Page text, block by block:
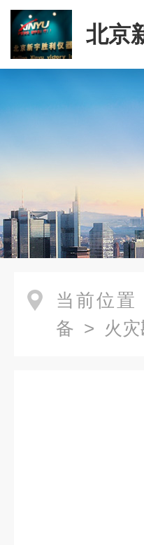
北京
司
当前位置
备 > 火